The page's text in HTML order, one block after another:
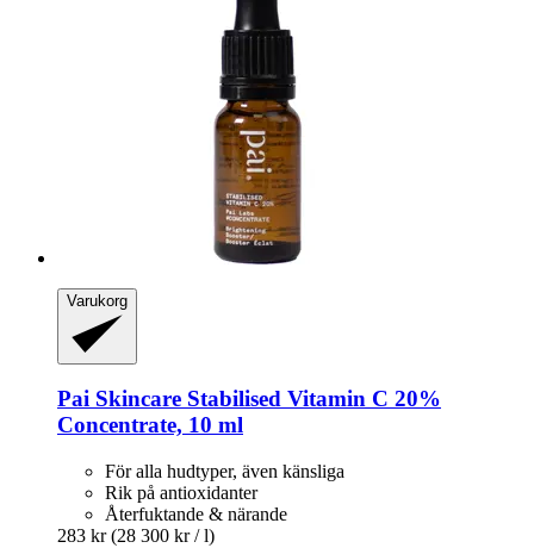
Varukorg
Pai Skincare Stabilised Vitamin C 20%
Concentrate, 10 ml
För alla hudtyper, även känsliga
Rik på antioxidanter
Återfuktande & närande
283 kr (28 300 kr / l)